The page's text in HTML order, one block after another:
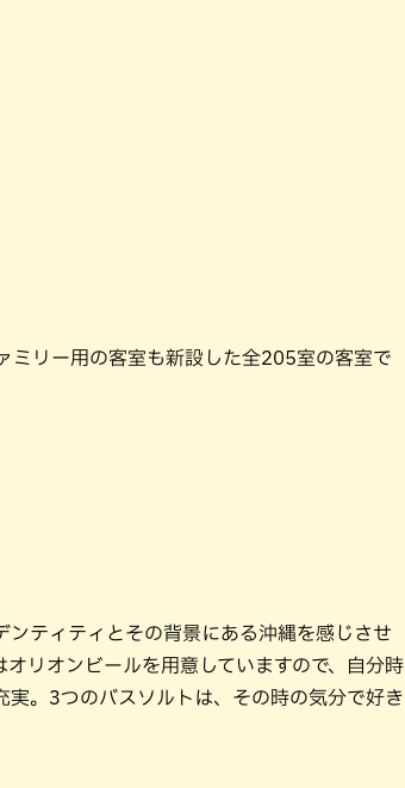
ミリー用の客室も新設した全205室の客室で
ティティとその背景にある沖縄を感じさせ
リオンビールを用意していますので、自分時
実。3つのバスソルトは、その時の気分で好き